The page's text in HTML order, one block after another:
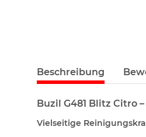
Beschreibung
Buzil G481 Blitz Citro
Vielseitige